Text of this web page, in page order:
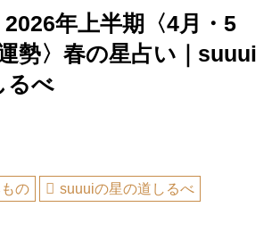
2026年上半期〈4月・5
勢〉春の星占い｜suuui
るべ
の suuuiの星の道しるべ